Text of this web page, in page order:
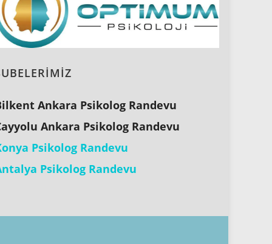
Ankara Psikolog Randevu
Ankara Psikolog Randevu
Psikolog Randevu
Psikolog Randevu